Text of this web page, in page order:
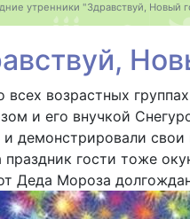
утренники "Здравствуй, Новый
возрастных
и его внучкой
демонстрировали
гости тоже
Деда Мороза